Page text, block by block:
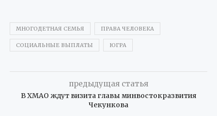
МНОГОДЕТНАЯ СЕМЬЯ ПРАВА ЧЕЛОВЕКА
СОЦИАЛЬНЫЕ ВЫПЛАТЫ ЮГРА
предыдущая статья
В ХМАО ждут визита главы минвостокразвития
Чекункова